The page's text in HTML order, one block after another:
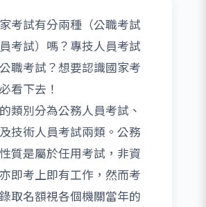
考試有分兩種（公職考試
考試）嗎？專技人員考試
職考試？想要認識國家考
看下去！
類別分為公務人員考試、
技術人員考試兩類。公務
質是屬於任用考試，非資
即考上即有工作，然而考
取名額視各個機關當年的